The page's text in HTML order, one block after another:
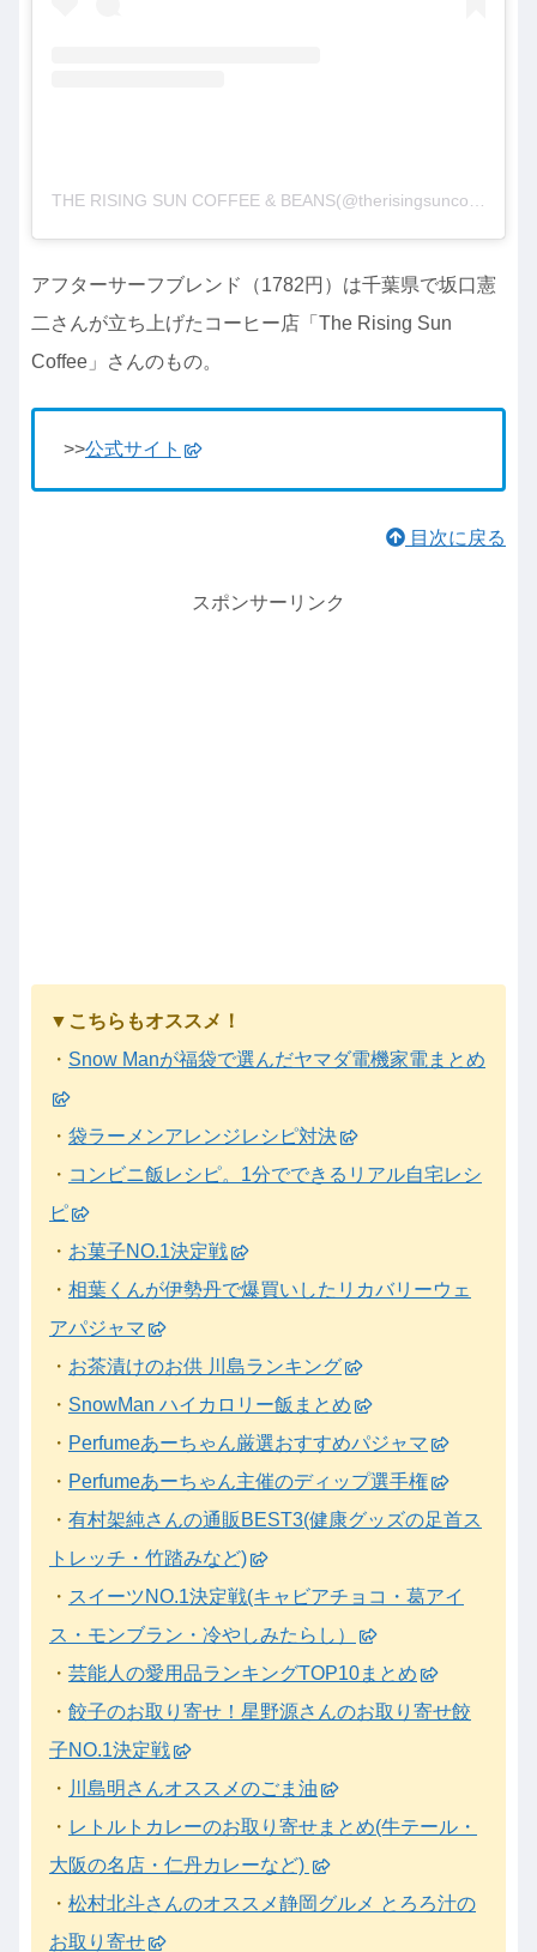
THE RISING SUN COFFEE & BEANS(@therisingsuncoffee)がシェアした投稿
アフターサーフブレンド（1782円）は千葉県で坂口憲
二さんが立ち上げたコーヒー店「The Rising Sun
Coffee」さんのもの。
>>公式サイト
目次に戻る
スポンサーリンク
▼こちらもオススメ！
・ Snow Manが福袋で選んだヤマダ電機家電まとめ
・ 袋ラーメンアレンジレシピ対決
・ コンビニ飯レシピ。1分でできるリアル自宅レシ
ピ
・ お菓子NO.1決定戦
・ 相葉くんが伊勢丹で爆買いしたリカバリーウェ
アパジャマ
・ お茶漬けのお供 川島ランキング
・ SnowMan ハイカロリー飯まとめ
・ Perfumeあーちゃん厳選おすすめパジャマ
・ Perfumeあーちゃん主催のディップ選手権
・ 有村架純さんの通販BEST3(健康グッズの足首ス
トレッチ・竹踏みなど)
・ スイーツNO.1決定戦(キャビアチョコ・葛アイ
ス・モンブラン・冷やしみたらし）
・ 芸能人の愛用品ランキングTOP10まとめ
・ 餃子のお取り寄せ！星野源さんのお取り寄せ餃
子NO.1決定戦
・ 川島明さんオススメのごま油
・ レトルトカレーのお取り寄せまとめ(牛テール・
大阪の名店・仁丹カレーなど)
・ 松村北斗さんのオススメ静岡グルメ とろろ汁の
お取り寄せ